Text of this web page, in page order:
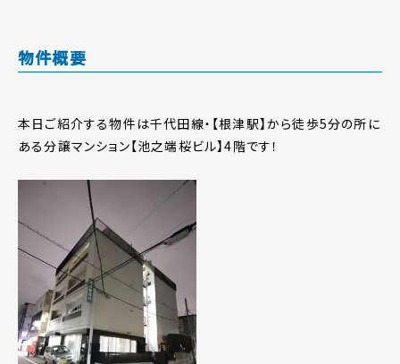
物件概要
本日ご紹介する物件は千代田線・【根津駅】から徒歩5分の所に
ある分譲マンション【池之端桜ビル】4階です！